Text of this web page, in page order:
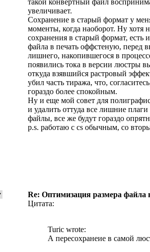
такой конвертный файл
увеличивает.
Сохранение в старый формат у
моменты, когда наоборот. Ну хотя
сохранения в старый формат, есть
файла в печать оффстеную, перед
лишнего, накопившегося в
появились тока в версии люстры
откуда взявшийся растровый
убил часть тиража, что,
гораздо более спокойным.
Ну и еще мой совет для
и удалить оттуда все лишние
файлы, все же будут гораздо
p.s. работаю с cs обычным, со
Re: Оптимизация размера файла
Цитата:
Turic wrote:
А пересохранеие в самой